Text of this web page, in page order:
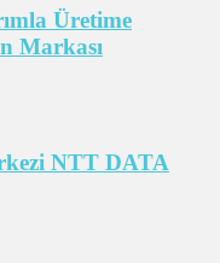
Üretime
Markası
NTT DATA